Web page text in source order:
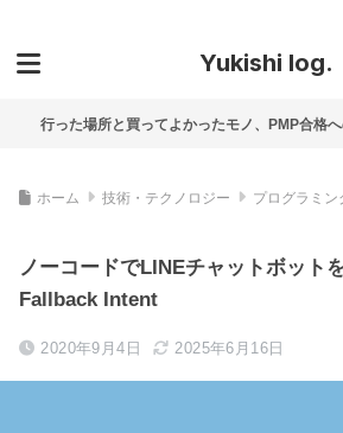
Yukishi log.
行った場所と買ってよかったモノ、PMP合格
ホーム 技術・テクノロジー プログラミン
ノーコードでLINEチャットボット
Fallback Intent
2020年9月4日 2025年6月16日